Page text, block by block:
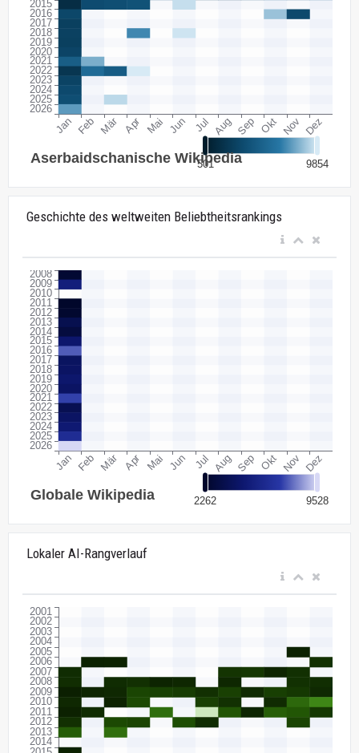
Geschichte des weltweiten Beliebtheitsrankings
Lokaler AI-Rangverlauf